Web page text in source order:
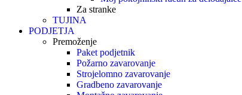
Za stranke
TUJINA
PODJETJA
Premoženje
Paket podjetnik
Požarno zavarovanje
Strojelomno zavarovanje
Gradbeno zavarovanje